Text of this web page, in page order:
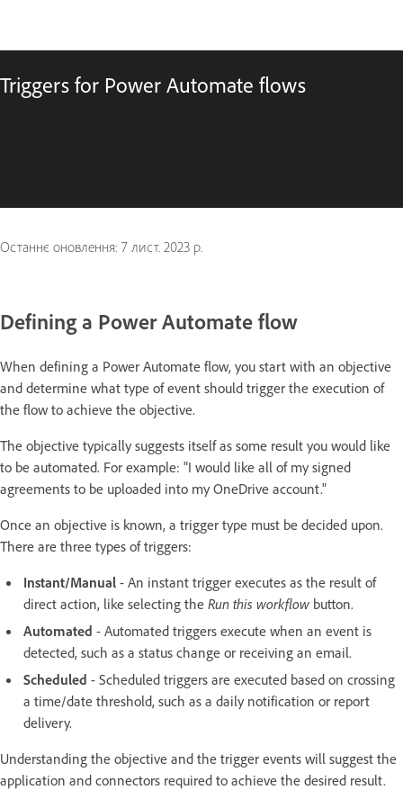
Triggers for Power Automate flows
Останнє оновлення: 7 лист. 2023 р.
Defining a Power Automate flow
When defining a Power Automate flow, you start with an objective
and determine what type of event should trigger the execution of
the flow to achieve the objective.
The objective typically suggests itself as some result you would like
to be automated. For example: "I would like all of my signed
agreements to be uploaded into my OneDrive account."
Once an objective is known, a trigger type must be decided upon.
There are three types of triggers:
Instant/Manual - An instant trigger executes as the result of
direct action, like selecting the Run this workflow button.
Automated - Automated triggers execute when an event is
detected, such as a status change or receiving an email.
Scheduled - Scheduled triggers are executed based on crossing
a time/date threshold, such as a daily notification or report
delivery.
Understanding the objective and the trigger events will suggest the
application and connectors required to achieve the desired result.